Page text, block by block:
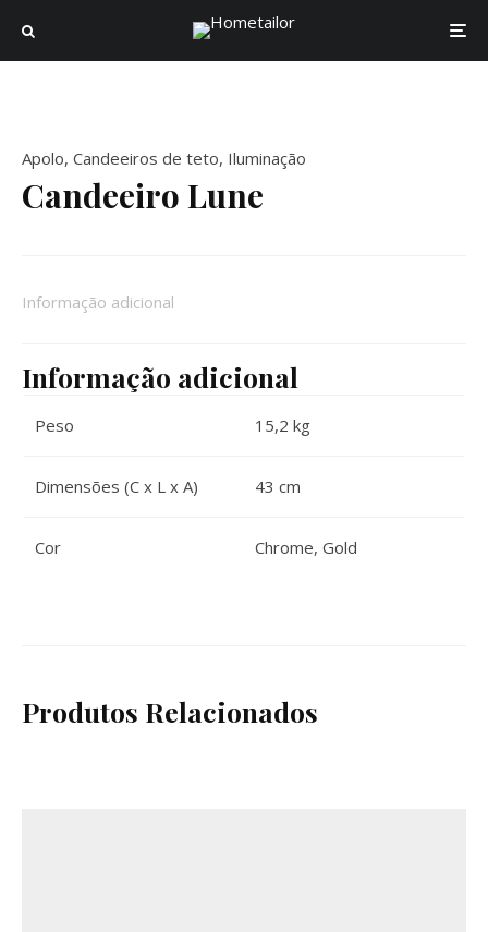
Apolo, Candeeiros de teto, Iluminação
Candeeiro Lune
Informação adicional
Informação adicional
Peso 15,2 kg
Dimensões (C x L x A) 43 cm
Cor Chrome, Gold
Produtos Relacionados